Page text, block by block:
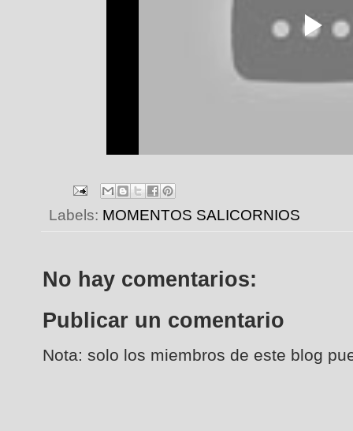
Labels: MOMENTOS SALICORNIOS
No hay comentarios:
Publicar un comentario
Nota: solo los miembros de este blog